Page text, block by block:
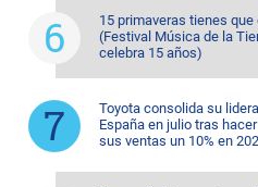
15 primaveras tienes que
(Festival Música de la
celebra 15 años)
Toyota consolida su
España en julio tras
sus ventas un 10% en